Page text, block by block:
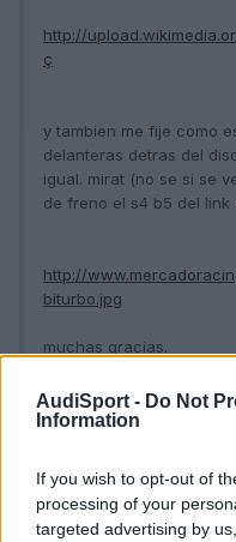
AudiSport - Do Not
Information
If you wish to opt-out of
processing of your
targeted advertising by
http://
ç
y tambien me fije como
delanteras detras del
igual. mirat (no se si se
de freno el s4 b5 del
http://
biturbo.jpg
muchas gracias.
Responder